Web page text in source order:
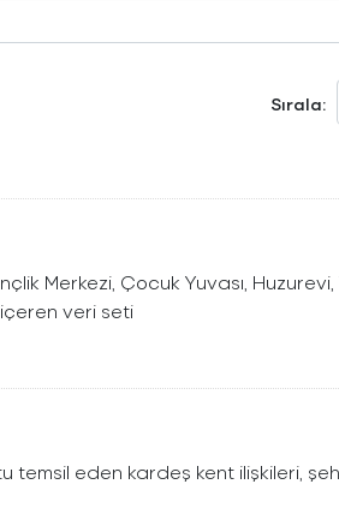
Sırala
Merkezi, Çocuk Yuvası, Huzurevi,
veri seti
temsil eden kardeş kent ilişkileri,